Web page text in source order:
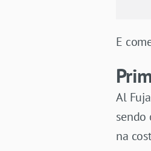
E
Al
sendo
na